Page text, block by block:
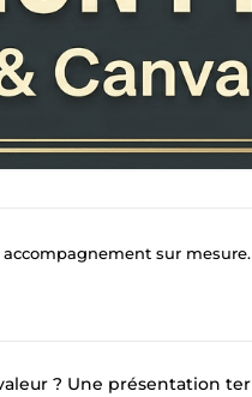
accompagnement sur mesure.
? Une présentation